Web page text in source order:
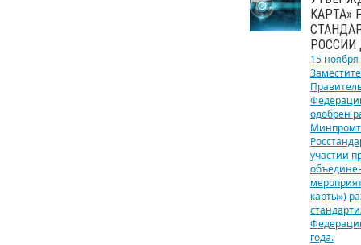
КАРТА»
РОССИИ
15 ноября
одобрен
участии
карты»)
года.